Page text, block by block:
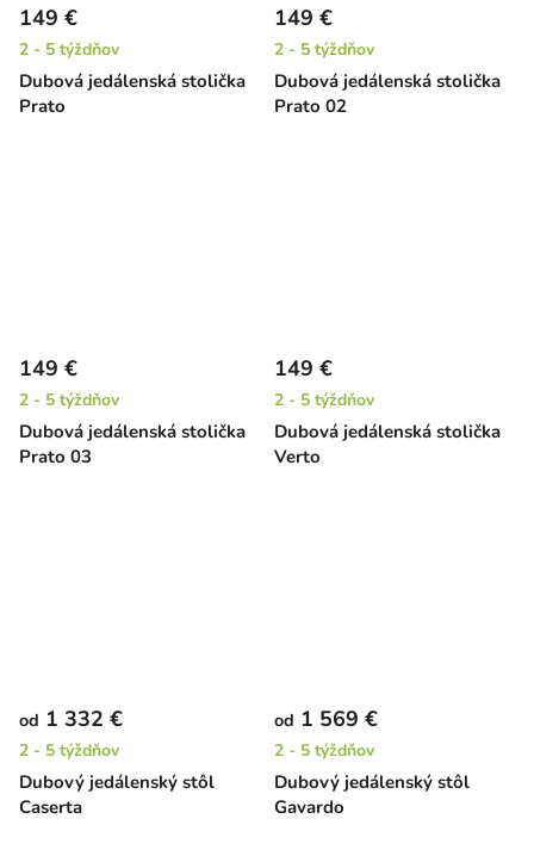
Dubová jedálenská stolička
Prato
149 €
2 - 5 týždňov
Dubová jedálenská stolička
Prato 02
149 €
2 - 5 týždňov
Dubová jedálenská stolička
Prato 03
149 €
2 - 5 týždňov
Dubová jedálenská stolička
Verto
149 €
2 - 5 týždňov
Dubový jedálenský stôl
Caserta
od 1 332 €
2 - 5 týždňov
Dubový jedálenský stôl
Gavardo
od 1 569 €
2 - 5 týždňov